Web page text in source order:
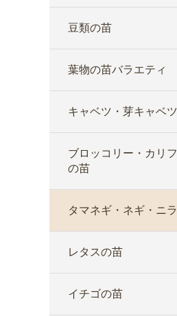
豆類の苗
葉物の苗バラエティ
キャベツ・芽キャベ
ブロッコリー・カリ
の苗
タマネギ・ネギ・ニ
レタスの苗
イチゴの苗